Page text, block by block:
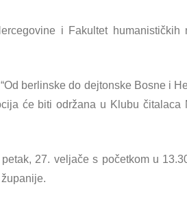
i Fakultet humanističkih
berlinske do dejtonske Bosne i
će biti održana u Klubu čitalaca
27. veljače s početkom u